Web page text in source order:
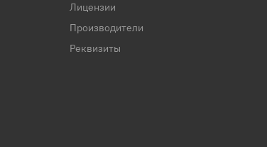
Лицензии
Производители
Реквизиты